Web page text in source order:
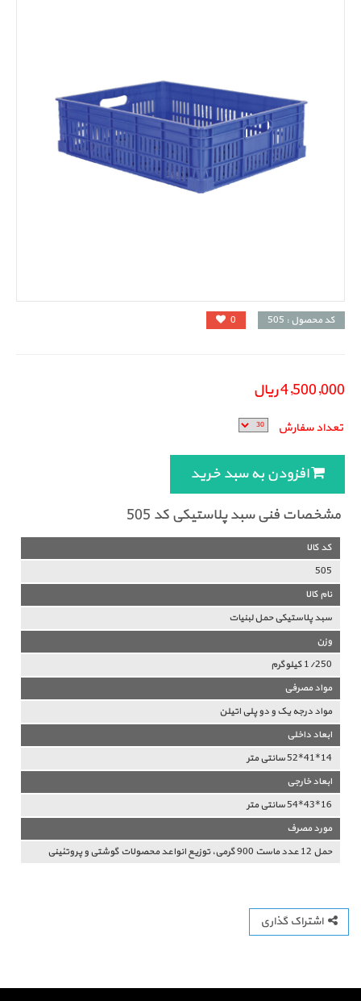
کد محصول : 505 0
4,500,000 ریال
تعداد سفارش
افزودن به سبد خرید
مشخصات فنی سبد پلاستیکی کد 505
کد کالا
505
نام کالا
سبد پلاستیکی حمل لبنیات
وزن
1/250 کیلوگرم
مواد مصرفی
مواد درجه یک و دو پلی اتیلن
ابعاد داخلی
14*41*52 سانتی متر
ابعاد خارجی
16*43*54 سانتی متر
مورد مصرف
حمل 12 عدد ماست 900 گرمی، توزیع انواعد محصولات گوشتی و پروتئینی
اشتراک گذاری